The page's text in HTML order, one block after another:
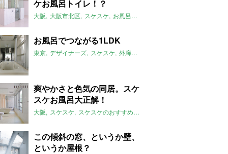
ケお風呂トイレ！？
大阪 大阪市北区 スケスケ お風呂とトイレが主役
お風呂でつながる1LDK
東京 デザイナーズ スケスケ 外廊下
爽やかさと色気の同居。スケ
スケお風呂大正解！
大阪 スケスケ スケスケのおすすめ ひろびろお風呂
この傾斜の窓、というか壁、
というか屋根？